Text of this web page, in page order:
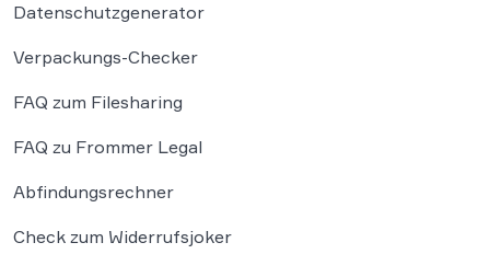
Datenschutzgenerator
Verpackungs-Checker
FAQ zum Filesharing
FAQ zu Frommer Legal
Abfindungsrechner
Check zum Widerrufsjoker